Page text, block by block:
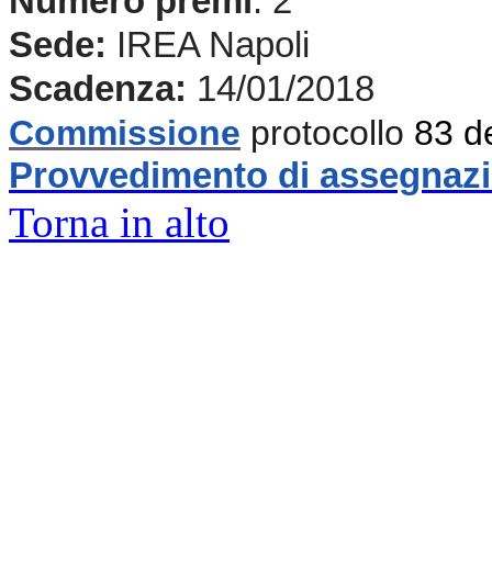
Sede: IREA Napoli
Scadenza: 14/01/2018
Commissione protocollo 83
Provvedimento di
Torna in alto